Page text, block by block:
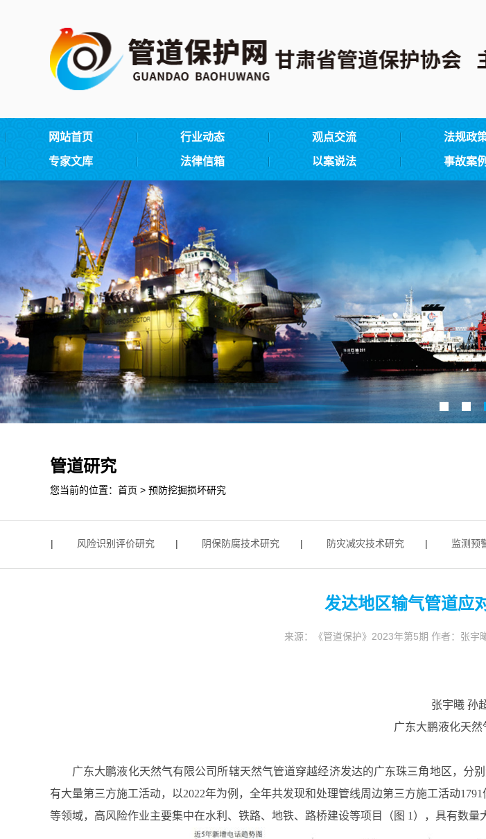
网站首页 行业动态 观点交流 法规政
专家文库 法律信箱 以案说法 事故案例
管道研究
您当前的位置： 首页 > 预防挖掘损坏研究
风险识别评价研究 阴保防腐技术研究 防灾减灾技术研究 监测预警
发达地区输气管道应
来源：《管道保护》2023年第5期 作者：张宇
张宇曦 孙
广东大鹏液化天然
广东大鹏液化天然气有限公司所辖天然气管道穿越经济发达的广东珠三角地区，分
有大量第三方施工活动，以2022年为例，全年共发现和处理管线周边第三方施工活动
等领域，高风险作业主要集中在水利、铁路、地铁、路桥建设等项目（图 1），具有数量